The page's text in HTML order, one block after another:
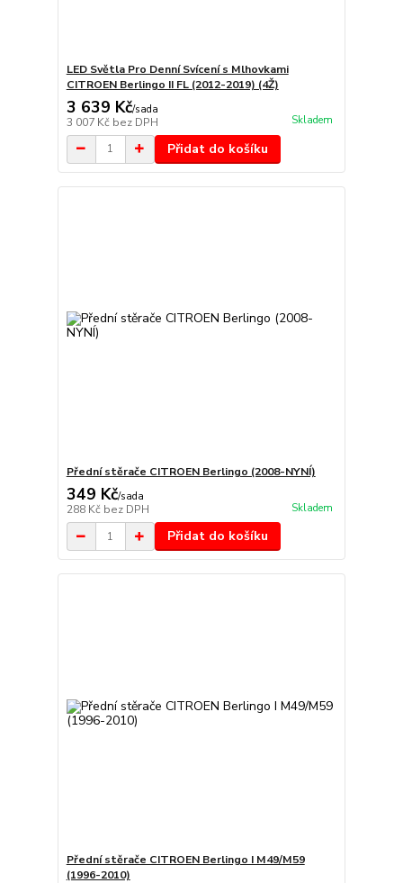
LED Světla Pro Denní Svícení s Mlhovkami
CITROEN Berlingo II FL (2012-2019) (4Ž)
3 639 Kč/sada
3 007 Kč bez DPH Skladem
Přidat do košíku
Přední stěrače CITROEN Berlingo (2008-NYNÍ)
349 Kč/sada
288 Kč bez DPH Skladem
Přidat do košíku
Přední stěrače CITROEN Berlingo I M49/M59
(1996-2010)